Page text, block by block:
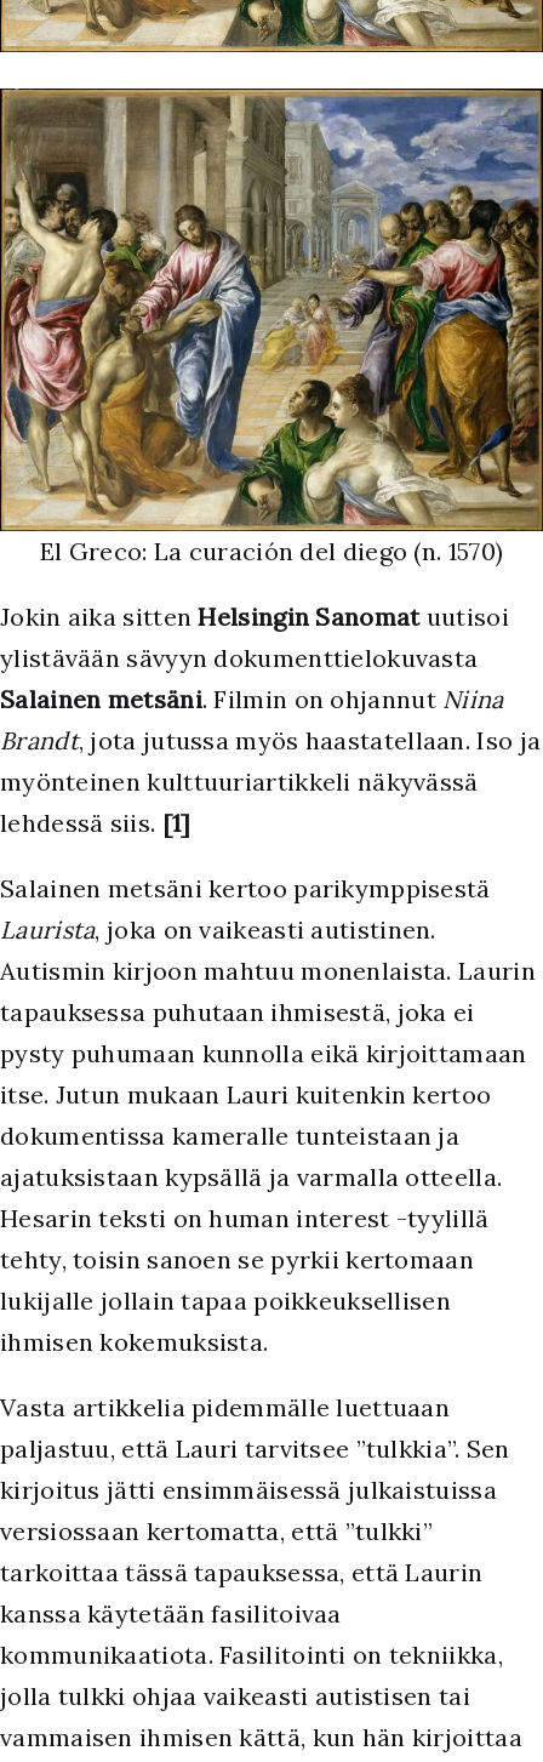
El Greco: La curación del diego (n. 1570)
Jokin aika sittenHelsingin Sanomatuutisoi
ylistävään sävyyn dokumenttielokuvasta
Salainen metsäni. Filmin on ohjannut Niina
Brandt, jota jutussa myös haastatellaan. Iso ja
myönteinen kulttuuriartikkeli näkyvässä
lehdessä siis. [1]
Salainen metsäni kertoo parikymppisestä
Laurista, joka on vaikeasti autistinen.
Autismin kirjoon mahtuu monenlaista. Laurin
tapauksessa puhutaan ihmisestä, joka ei
pysty puhumaan kunnolla eikä kirjoittamaan
itse. Jutun mukaan Lauri kuitenkin kertoo
dokumentissa kameralle tunteistaan ja
ajatuksistaan kypsällä ja varmalla otteella.
Hesarin teksti on human interest -tyylillä
tehty, toisin sanoen se pyrkii kertomaan
lukijalle jollain tapaa poikkeuksellisen
ihmisen kokemuksista.
Vasta artikkelia pidemmälle luettuaan
paljastuu, että Lauri tarvitsee ”tulkkia”. Sen
kirjoitus jätti ensimmäisessä julkaistuissa
versiossaan kertomatta, että ”tulkki”
tarkoittaa tässä tapauksessa, että Laurin
kanssa käytetään fasilitoivaa
kommunikaatiota. Fasilitointi on tekniikka,
jolla tulkki ohjaa vaikeasti autistisen tai
vammaisen ihmisen kättä, kun hän kirjoittaa